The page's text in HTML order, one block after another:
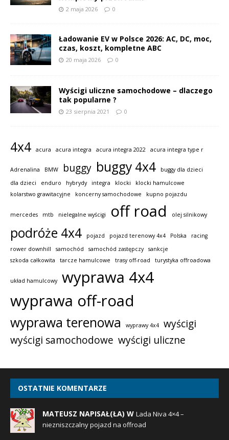
2 maja 2026 0
Ładowanie EV w Polsce 2026: AC, DC, moc,
czas, koszt, kompletne ABC
20 maja 2026 0
Wyścigi uliczne samochodowe – dlaczego
tak popularne ?
23 sierpnia 2021 0
4x4 acura acura integra acura integra 2022 acura integra type r
Adrenalina BMW buggy buggy 4x4
buggy dla dzieci
dla dzieci
enduro hybrydy integra klocki
klocki hamulcowe
kolarstwo grawitacyjne
koncerny samochodowe kupno pojazdu
mercedes mtb nielegalne wyścigi off road olej silnikowy
podróże 4x4 pojazd pojazd terenowy 4x4 Polska
racing
rower downhill
samochód samochód zastępczy
sankcje
szkoda całkowita
tarcze hamulcowe trasy off-road turystyka offroadowa
układ hamulcowy
wyprawa 4x4
wyprawa off-road
wyprawa terenowa wyprawy 4x4
wyścigi
wyścigi samochodowe wyścigi uliczne
OSTATNIE KOMENTARZE
MATEUSZ NAPISAŁ(ŁA) W Lada Niva 4×4 –
niezniszczalny pojazd na offroad